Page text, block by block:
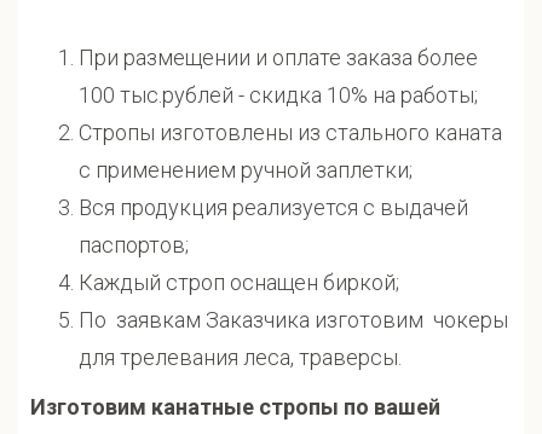
При размещении и оплате заказа более
100 тыс.рублей - скидка 10% на работы;
Стропы изготовлены из стального каната
с применением ручной заплетки;
Вся продукция реализуется с выдачей
паспортов;
Каждый строп оснащен биркой;
По заявкам Заказчика изготовим чокеры
для трелевания леса, траверсы.
Изготовим канатные стропы по вашей